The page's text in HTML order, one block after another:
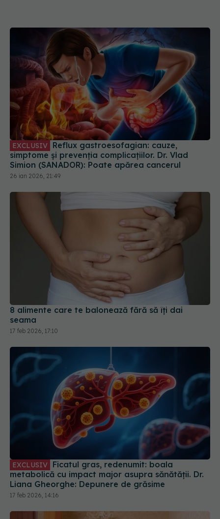
EXCLUSIV
simptome și prevenția complicațiilor. Dr. Vlad
Simion (SANADOR): Poate apărea cancerul
26 ian 2026, 21:49
8 alimente care te balonează fără să îți dai
seama
17 feb 2026, 17:10
EXCLUSIV
metabolică cu impact major asupra sănătății. Dr.
Liana Gheorghe: Depunere de grăsime
17 feb 2026, 14:16